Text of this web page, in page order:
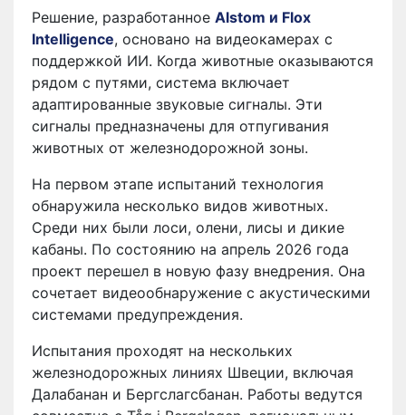
Решение, разработанное Alstom и Flox
Intelligence, основано на видеокамерах с
поддержкой ИИ. Когда животные оказываются
рядом с путями, система включает
адаптированные звуковые сигналы. Эти
сигналы предназначены для отпугивания
животных от железнодорожной зоны.
На первом этапе испытаний технология
обнаружила несколько видов животных.
Среди них были лоси, олени, лисы и дикие
кабаны. По состоянию на апрель 2026 года
проект перешел в новую фазу внедрения. Она
сочетает видеообнаружение с акустическими
системами предупреждения.
Испытания проходят на нескольких
железнодорожных линиях Швеции, включая
Далабанан и Бергслагсбанан. Работы ведутся